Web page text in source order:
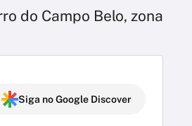
do Campo Belo, zona
Siga no Google Discover